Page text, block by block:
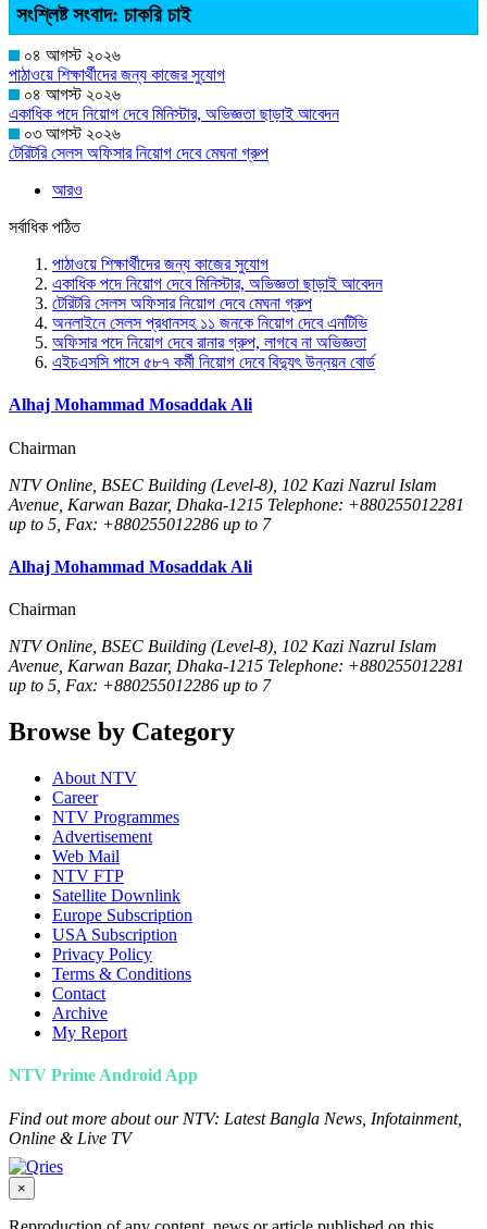
সংশ্লিষ্ট সংবাদ: চাকরি চাই
০৪ আগস্ট ২০২৬
পাঠাওয়ে শিক্ষার্থীদের জন্য কাজের সুযোগ
০৪ আগস্ট ২০২৬
একাধিক পদে নিয়োগ দেবে মিনিস্টার, অভিজ্ঞতা ছাড়াই আবেদন
০৩ আগস্ট ২০২৬
টেরিটরি সেলস অফিসার নিয়োগ দেবে মেঘনা গ্রুপ
আরও
সর্বাধিক পঠিত
পাঠাওয়ে শিক্ষার্থীদের জন্য কাজের সুযোগ
একাধিক পদে নিয়োগ দেবে মিনিস্টার, অভিজ্ঞতা ছাড়াই আবেদন
টেরিটরি সেলস অফিসার নিয়োগ দেবে মেঘনা গ্রুপ
অনলাইনে সেলস প্রধানসহ ১১ জনকে নিয়োগ দেবে এনটিভি
অফিসার পদে নিয়োগ দেবে রানার গ্রুপ, লাগবে না অভিজ্ঞতা
এইচএসসি পাসে ৫৮৭ কর্মী নিয়োগ দেবে বিদ্যুৎ উন্নয়ন বোর্ড
Alhaj Mohammad Mosaddak Ali
Chairman
NTV Online, BSEC Building (Level-8), 102 Kazi Nazrul Islam
Avenue, Karwan Bazar, Dhaka-1215 Telephone: +880255012281
up to 5, Fax: +880255012286 up to 7
Alhaj Mohammad Mosaddak Ali
Chairman
NTV Online, BSEC Building (Level-8), 102 Kazi Nazrul Islam
Avenue, Karwan Bazar, Dhaka-1215 Telephone: +880255012281
up to 5, Fax: +880255012286 up to 7
Browse by Category
About NTV
Career
NTV Programmes
Advertisement
Web Mail
NTV FTP
Satellite Downlink
Europe Subscription
USA Subscription
Privacy Policy
Terms & Conditions
Contact
Archive
My Report
NTV Prime Android App
Find out more about our NTV: Latest Bangla News, Infotainment,
Online & Live TV
×